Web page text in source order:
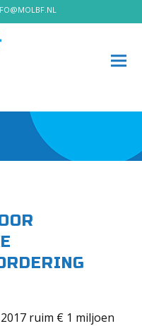
ruim € 1 miljoen